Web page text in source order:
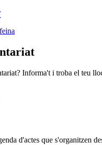
Informa't i troba el teu
d'actes que s'organitzen